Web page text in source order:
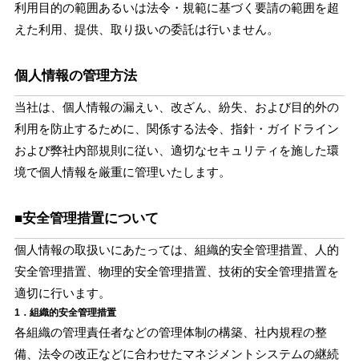
利用目的の範囲あるいは法令・規範に基づく要請の範囲を超
えた利用、提供、取り扱いの委託は行いません。
個人情報の管理方法
当社は、個人情報の漏えい、改ざん、紛失、および目的外の
利用を防止するために、関係する法令、指針・ガイドライン
および弊社内部規則に従い、適切なセキュリティを施した環
境で個人情報を厳重に管理いたします。
■安全管理措置について
個人情報の取扱いにあたっては、組織的安全管理措置、人的
安全管理措置、物理的安全管理措置、技術的安全管理措置を
適切に行います。
1．組織的安全管理措置
各組織の管理責任者などの管理体制の構築、社内規程の整
備、法令の改正などに合わせたマネジメントシステムの継続